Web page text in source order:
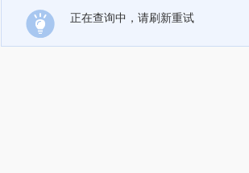
正在查询中，请刷新重试